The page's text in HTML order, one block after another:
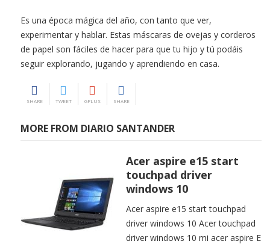
Es una época mágica del año, con tanto que ver,
experimentar y hablar. Estas máscaras de ovejas y corderos
de papel son fáciles de hacer para que tu hijo y tú podáis
seguir explorando, jugando y aprendiendo en casa.
SHARE TWEET GPLUS SHARE
MORE FROM DIARIO SANTANDER
Acer aspire e15 start
touchpad driver
windows 10
Acer aspire e15 start touchpad
driver windows 10 Acer touchpad
driver windows 10 mi acer aspire E